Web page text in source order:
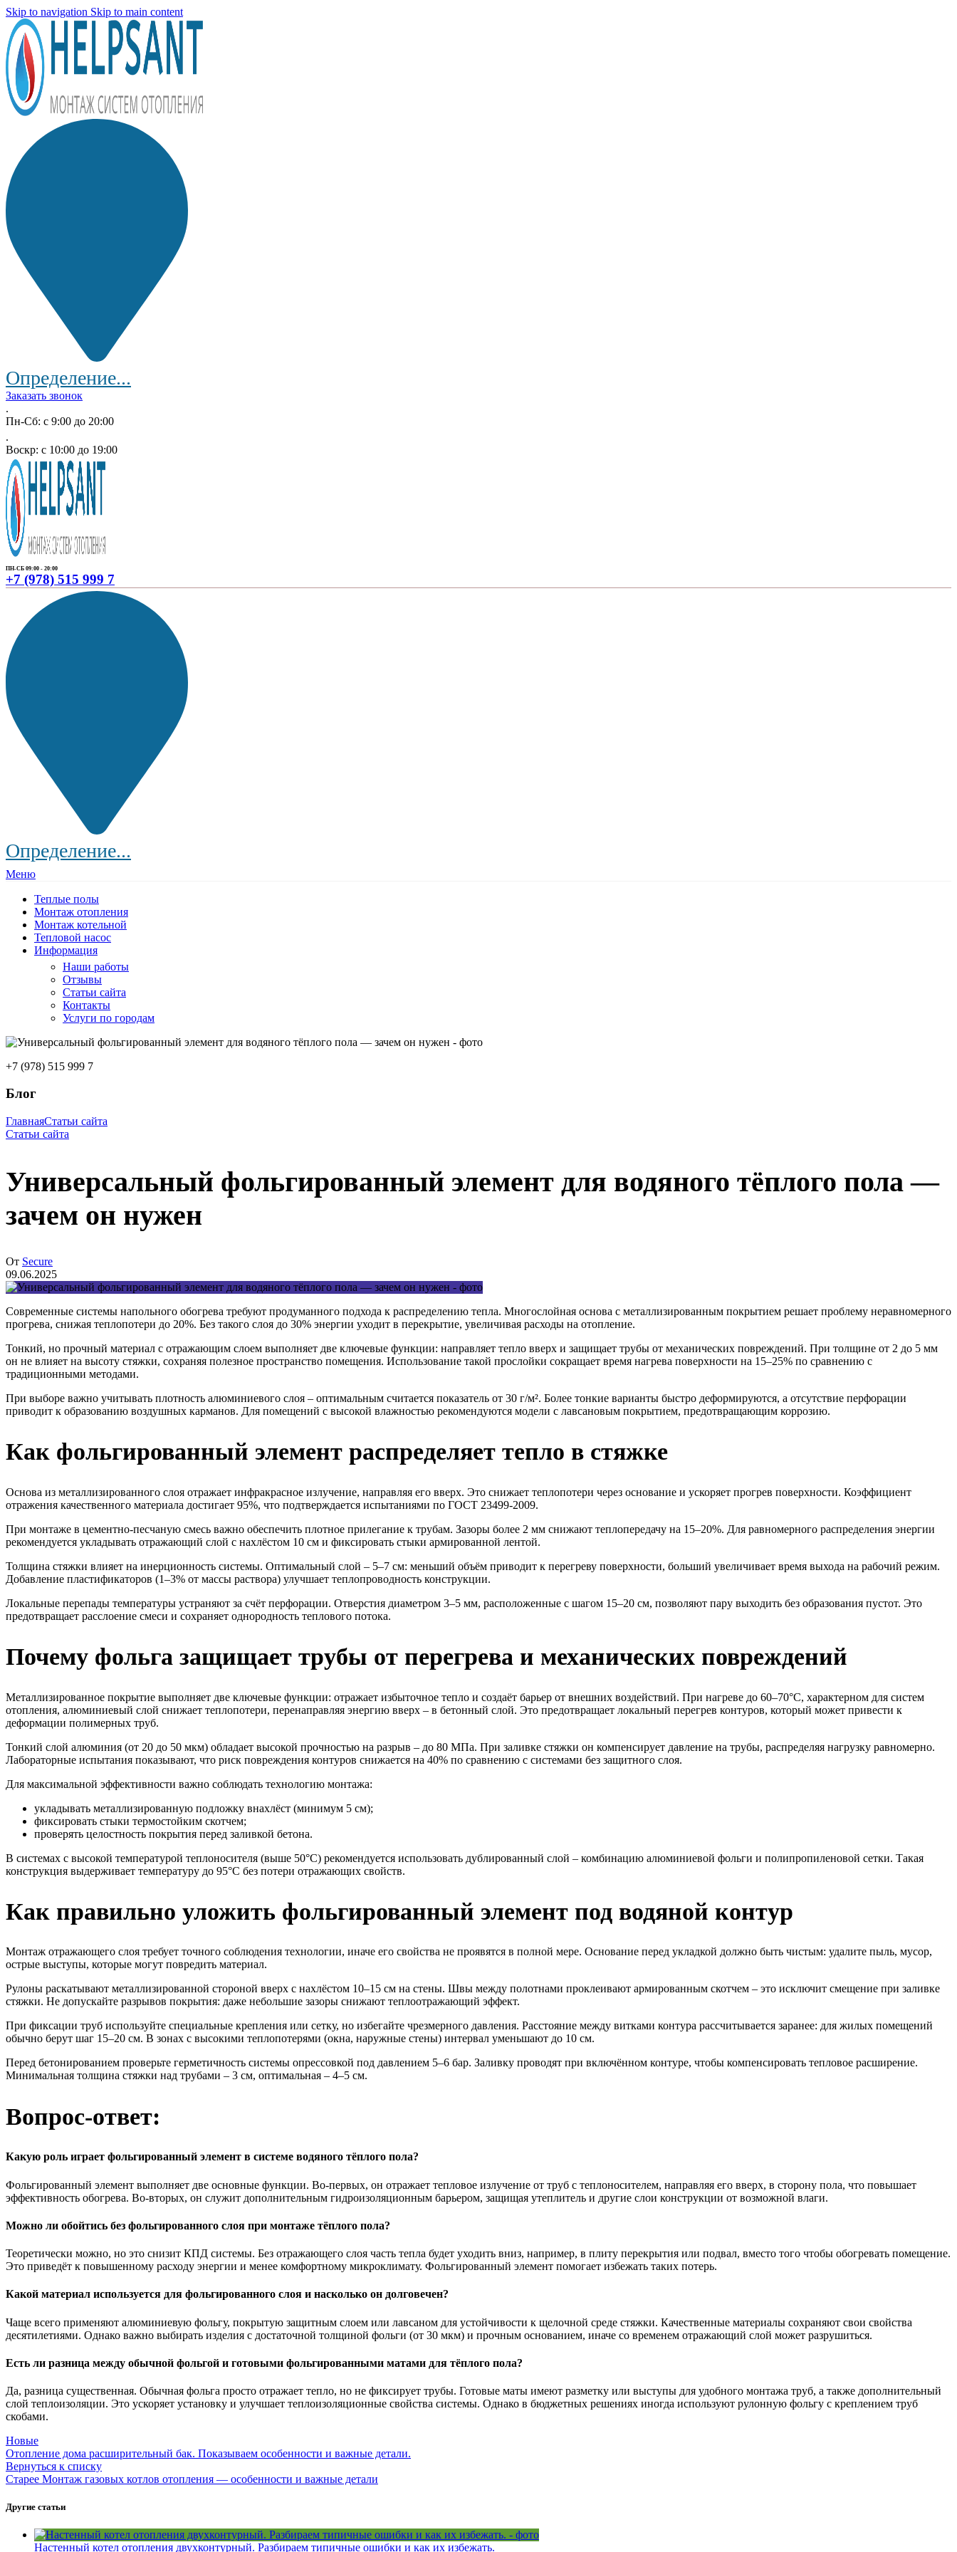
Skip to navigation Skip to main content
Определение...
Заказать звонок
.
Пн-Сб: с 9:00 до 20:00
.
Воскр: с 10:00 до 19:00
ПН-СБ 09:00 - 20:00
+7 (978) 515 999 7
Определение...
Меню
Теплые полы
Монтаж отопления
Монтаж котельной
Тепловой насос
Информация
Наши работы
Отзывы
Статьи сайта
Контакты
Услуги по городам
+7 (978) 515 999 7
Блог
ГлавнаяСтатьи сайта
Статьи сайта
Универсальный фольгированный элемент для водяного тёплого пола —
зачем он нужен
От Secure
09.06.2025
Современные системы напольного обогрева требуют продуманного подхода к распределению тепла. Многослойная основа с металлизированным покрытием решает проблему неравномерного
прогрева, снижая теплопотери до 20%. Без такого слоя до 30% энергии уходит в перекрытие, увеличивая расходы на отопление.
Тонкий, но прочный материал с отражающим слоем выполняет две ключевые функции: направляет тепло вверх и защищает трубы от механических повреждений. При толщине от 2 до 5 мм
он не влияет на высоту стяжки, сохраняя полезное пространство помещения. Использование такой прослойки сокращает время нагрева поверхности на 15–25% по сравнению с
традиционными методами.
При выборе важно учитывать плотность алюминиевого слоя – оптимальным считается показатель от 30 г/м². Более тонкие варианты быстро деформируются, а отсутствие перфорации
приводит к образованию воздушных карманов. Для помещений с высокой влажностью рекомендуются модели с лавсановым покрытием, предотвращающим коррозию.
Как фольгированный элемент распределяет тепло в стяжке
Основа из металлизированного слоя отражает инфракрасное излучение, направляя его вверх. Это снижает теплопотери через основание и ускоряет прогрев поверхности. Коэффициент
отражения качественного материала достигает 95%, что подтверждается испытаниями по ГОСТ 23499-2009.
При монтаже в цементно-песчаную смесь важно обеспечить плотное прилегание к трубам. Зазоры более 2 мм снижают теплопередачу на 15–20%. Для равномерного распределения энергии
рекомендуется укладывать отражающий слой с нахлёстом 10 см и фиксировать стыки армированной лентой.
Толщина стяжки влияет на инерционность системы. Оптимальный слой – 5–7 см: меньший объём приводит к перегреву поверхности, больший увеличивает время выхода на рабочий режим.
Добавление пластификаторов (1–3% от массы раствора) улучшает теплопроводность конструкции.
Локальные перепады температуры устраняют за счёт перфорации. Отверстия диаметром 3–5 мм, расположенные с шагом 15–20 см, позволяют пару выходить без образования пустот. Это
предотвращает расслоение смеси и сохраняет однородность теплового потока.
Почему фольга защищает трубы от перегрева и механических повреждений
Металлизированное покрытие выполняет две ключевые функции: отражает избыточное тепло и создаёт барьер от внешних воздействий. При нагреве до 60–70°C, характерном для систем
отопления, алюминиевый слой снижает теплопотери, перенаправляя энергию вверх – в бетонный слой. Это предотвращает локальный перегрев контуров, который может привести к
деформации полимерных труб.
Тонкий слой алюминия (от 20 до 50 мкм) обладает высокой прочностью на разрыв – до 80 МПа. При заливке стяжки он компенсирует давление на трубы, распределяя нагрузку равномерно.
Лабораторные испытания показывают, что риск повреждения контуров снижается на 40% по сравнению с системами без защитного слоя.
Для максимальной эффективности важно соблюдать технологию монтажа:
укладывать металлизированную подложку внахлёст (минимум 5 см);
фиксировать стыки термостойким скотчем;
проверять целостность покрытия перед заливкой бетона.
В системах с высокой температурой теплоносителя (выше 50°C) рекомендуется использовать дублированный слой – комбинацию алюминиевой фольги и полипропиленовой сетки. Такая
конструкция выдерживает температуру до 95°C без потери отражающих свойств.
Как правильно уложить фольгированный элемент под водяной контур
Монтаж отражающего слоя требует точного соблюдения технологии, иначе его свойства не проявятся в полной мере. Основание перед укладкой должно быть чистым: удалите пыль, мусор,
острые выступы, которые могут повредить материал.
Рулоны раскатывают металлизированной стороной вверх с нахлёстом 10–15 см на стены. Швы между полотнами проклеивают армированным скотчем – это исключит смещение при заливке
стяжки. Не допускайте разрывов покрытия: даже небольшие зазоры снижают теплоотражающий эффект.
При фиксации труб используйте специальные крепления или сетку, но избегайте чрезмерного давления. Расстояние между витками контура рассчитывается заранее: для жилых помещений
обычно берут шаг 15–20 см. В зонах с высокими теплопотерями (окна, наружные стены) интервал уменьшают до 10 см.
Перед бетонированием проверьте герметичность системы опрессовкой под давлением 5–6 бар. Заливку проводят при включённом контуре, чтобы компенсировать тепловое расширение.
Минимальная толщина стяжки над трубами – 3 см, оптимальная – 4–5 см.
Вопрос-ответ:
Какую роль играет фольгированный элемент в системе водяного тёплого пола?
Фольгированный элемент выполняет две основные функции. Во-первых, он отражает тепловое излучение от труб с теплоносителем, направляя его вверх, в сторону пола, что повышает
эффективность обогрева. Во-вторых, он служит дополнительным гидроизоляционным барьером, защищая утеплитель и другие слои конструкции от возможной влаги.
Можно ли обойтись без фольгированного слоя при монтаже тёплого пола?
Теоретически можно, но это снизит КПД системы. Без отражающего слоя часть тепла будет уходить вниз, например, в плиту перекрытия или подвал, вместо того чтобы обогревать помещение.
Это приведёт к повышенному расходу энергии и менее комфортному микроклимату. Фольгированный элемент помогает избежать таких потерь.
Какой материал используется для фольгированного слоя и насколько он долговечен?
Чаще всего применяют алюминиевую фольгу, покрытую защитным слоем или лавсаном для устойчивости к щелочной среде стяжки. Качественные материалы сохраняют свои свойства
десятилетиями. Однако важно выбирать изделия с достаточной толщиной фольги (от 30 мкм) и прочным основанием, иначе со временем отражающий слой может разрушиться.
Есть ли разница между обычной фольгой и готовыми фольгированными матами для тёплого пола?
Да, разница существенная. Обычная фольга просто отражает тепло, но не фиксирует трубы. Готовые маты имеют разметку или выступы для удобного монтажа труб, а также дополнительный
слой теплоизоляции. Это ускоряет установку и улучшает теплоизоляционные свойства системы. Однако в бюджетных решениях иногда используют рулонную фольгу с креплением труб
скобами.
Новые
Отопление дома расширительный бак. Показываем особенности и важные детали.
Вернуться к списку
Старее Монтаж газовых котлов отопления — особенности и важные детали
Другие статьи
Настенный котел отопления двухконтурный. Разбираем типичные ошибки и как их избежать.